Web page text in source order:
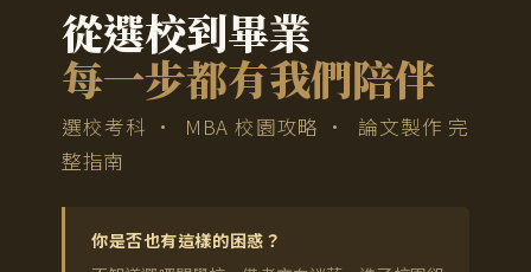
從選校到畢業
每一步都有我們陪伴
選校考科 · MBA 校園攻略 · 論文製作 完
整指南
你是否也有這樣的困惑？